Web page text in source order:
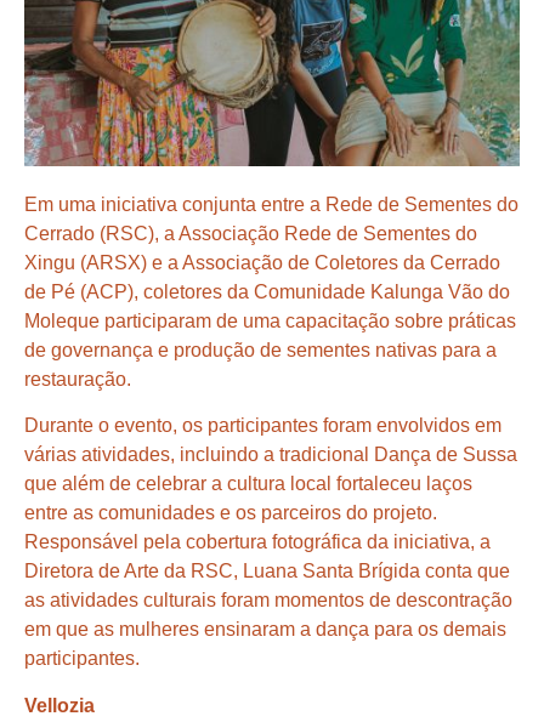
Em uma iniciativa conjunta entre a Rede de Sementes do
Cerrado (RSC), a Associação Rede de Sementes do
Xingu (ARSX) e a Associação de Coletores da Cerrado
de Pé (ACP), coletores da Comunidade Kalunga Vão do
Moleque participaram de uma capacitação sobre práticas
de governança e produção de sementes nativas para a
restauração.
Durante o evento, os participantes foram envolvidos em
várias atividades, incluindo a tradicional Dança de Sussa
que além de celebrar a cultura local fortaleceu laços
entre as comunidades e os parceiros do projeto.
Responsável pela cobertura fotográfica da iniciativa, a
Diretora de Arte da RSC, Luana Santa Brígida conta que
as atividades culturais foram momentos de descontração
em que as mulheres ensinaram a dança para os demais
participantes.
Vellozia